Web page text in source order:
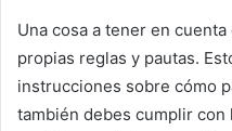
Una cosa a tener en
propias reglas y pautas.
instrucciones sobre cómo
también debes cumplir con